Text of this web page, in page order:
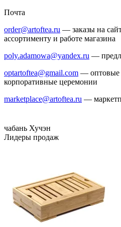
Почта
order@artoftea.ru — заказы на
ассортименту и работе магазина
poly.adamowa@yandex.ru —
optartoftea@gmail.com — оптовые
корпоративные церемонии
marketplace@artoftea.ru —
чабань Хучэн
Лидеры продаж